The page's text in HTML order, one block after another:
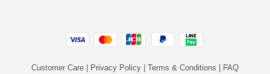
Visa Master JCB Paypal
Customer Care | Privacy Policy | Terms & Conditions | FAQ